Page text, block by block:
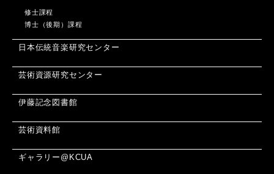
修士課程
博士（後期）課程
日本伝統音楽研究センター
芸術資源研究センター
伊藤記念図書館
芸術資料館
ギャラリー@KCUA